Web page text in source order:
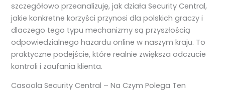
szczegółowo przeanalizuję, jak działa Security Central,
jakie konkretne korzyści przynosi dla polskich graczy i
dlaczego tego typu mechanizmy są przyszłością
odpowiedzialnego hazardu online w naszym kraju. To
praktyczne podejście, które realnie zwiększa odczucie
kontroli i zaufania klienta.
Casoola Security Central – Na Czym Polega Ten